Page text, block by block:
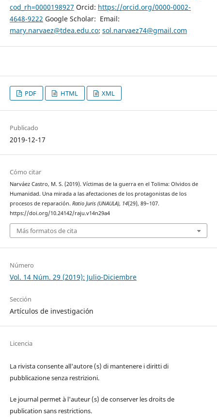
cod_rh=0000198927 Orcid: https://orcid.org/0000-0002-
4648-9222 Google Scholar: Email:
mary.narvaez@tdea.edu.co; sol.narvaez74@gmail.com
PDF HTML XML
Publicado
2019-12-17
Cómo citar
Narváez Castro, M. S. (2019). Víctimas de la guerra en el Tolima: Olvidos de
Humanidad. Una mirada a las afectaciones de los protagonistas de los
procesos de reparación. Ratio Juris (UNAULA), 14(29), 89–107.
https://doi.org/10.24142/raju.v14n29a4
Más formatos de cita
Número
Vol. 14 Núm. 29 (2019): Julio-Diciembre
Sección
Artículos de investigación
Licencia
La rivista consente all'autore (s) di mantenere i diritti di
pubblicazione senza restrizioni.
Le journal permet à l'auteur (s) de conserver les droits de
publication sans restrictions.